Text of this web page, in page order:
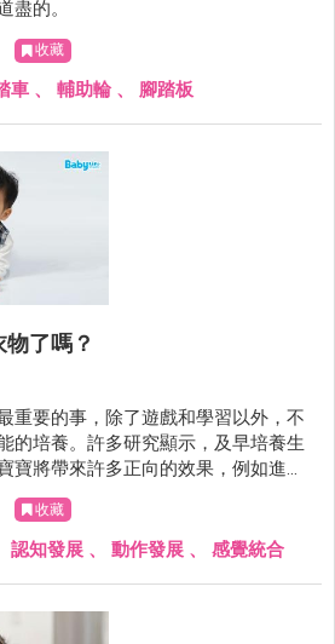
盡的。
收藏
車 、 輔助輪 、 腳踏板
了嗎？
重要的事，除了遊戲和學習以外，不
的培養。許多研究顯示，及早培養生
寶將帶來許多正向的效果，例如進入
焦慮、在團體生活中容易建立自信心
減少幼兒園老師的負擔。
收藏
認知發展 、 動作發展 、 感覺統合